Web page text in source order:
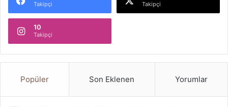
Takipçi Takipçi
10
Takipçi
Popüler Son Eklenen Yorumlar